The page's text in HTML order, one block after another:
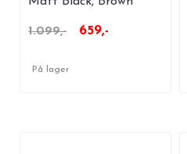
1.099,-
659,-
På lager